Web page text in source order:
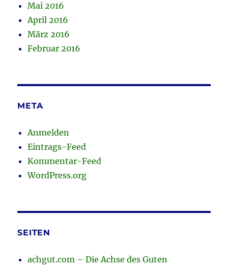
Mai 2016
April 2016
März 2016
Februar 2016
META
Anmelden
Eintrags-Feed
Kommentar-Feed
WordPress.org
SEITEN
achgut.com – Die Achse des Guten